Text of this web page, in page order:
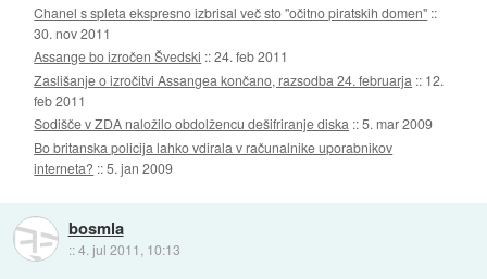
Chanel s spleta ekspresno izbrisal več sto "očitno piratskih domen" ::
30. nov 2011
Assange bo izročen Švedski ::24. feb 2011
Zaslišanje o izročitvi Assangea končano, razsodba 24. februarja :: 12.
feb 2011
Sodišče v ZDA naložilo obdolžencu dešifriranje diska ::5. mar 2009
Bo britanska policija lahko vdirala v računalnike uporabnikov
interneta? ::5. jan 2009
bosmla
::4. jul 2011, 10:13